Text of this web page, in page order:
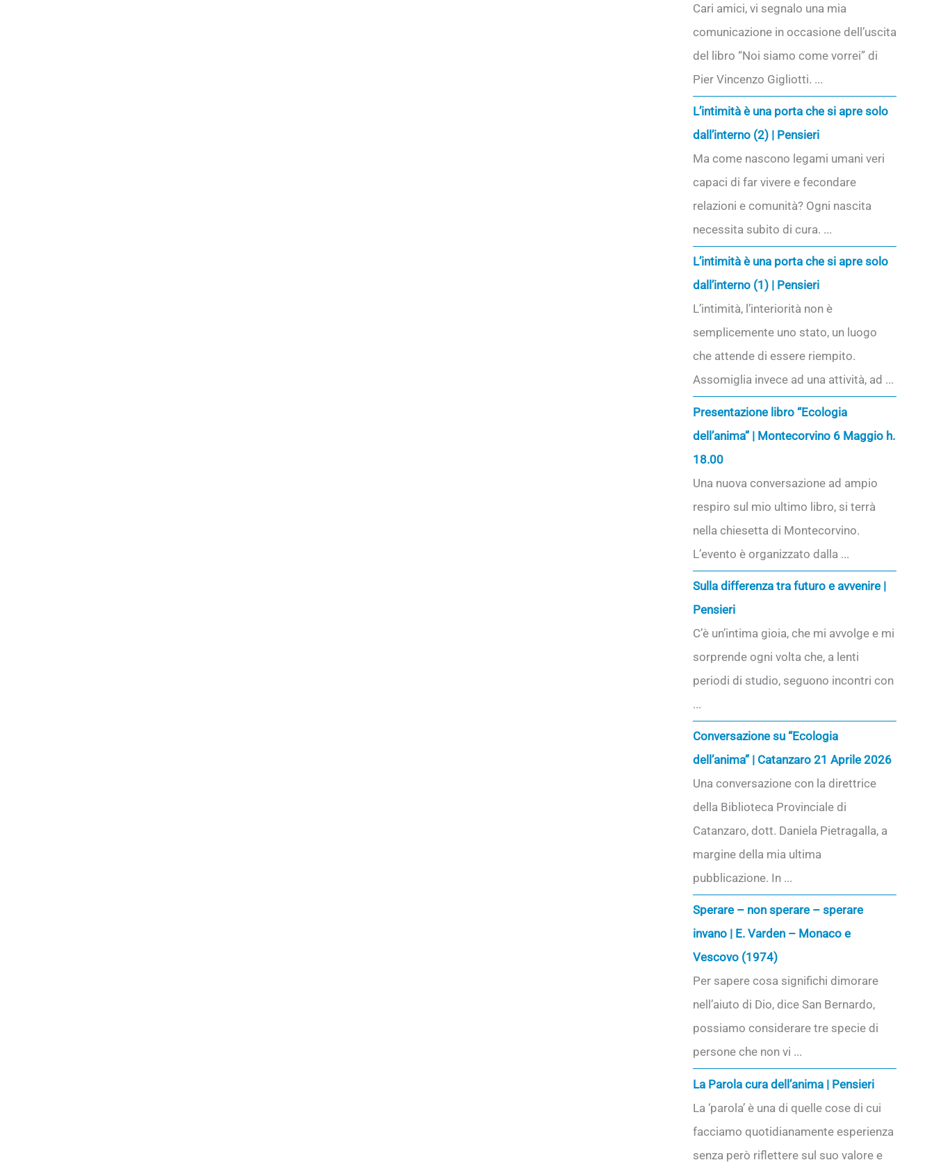
Cari amici, vi segnalo una mia
comunicazione in occasione dell’uscita
del libro “Noi siamo come vorrei” di
Pier Vincenzo Gigliotti. ...
L’intimità è una porta che si apre solo
dall’interno (2) | Pensieri
Ma come nascono legami umani veri
capaci di far vivere e fecondare
relazioni e comunità? Ogni nascita
necessita subito di cura. ...
L’intimità è una porta che si apre solo
dall’interno (1) | Pensieri
L’intimità, l’interiorità non è
semplicemente uno stato, un luogo
che attende di essere riempito.
Assomiglia invece ad una attività, ad ...
Presentazione libro “Ecologia
dell’anima” | Montecorvino 6 Maggio h.
18.00
Una nuova conversazione ad ampio
respiro sul mio ultimo libro, si terrà
nella chiesetta di Montecorvino.
L’evento è organizzato dalla ...
Sulla differenza tra futuro e avvenire |
Pensieri
C’è un’intima gioia, che mi avvolge e mi
sorprende ogni volta che, a lenti
periodi di studio, seguono incontri con
...
Conversazione su “Ecologia
dell’anima” | Catanzaro 21 Aprile 2026
Una conversazione con la direttrice
della Biblioteca Provinciale di
Catanzaro, dott. Daniela Pietragalla, a
margine della mia ultima
pubblicazione. In ...
Sperare – non sperare – sperare
invano | E. Varden – Monaco e
Vescovo (1974)
Per sapere cosa significhi dimorare
nell’aiuto di Dio, dice San Bernardo,
possiamo considerare tre specie di
persone che non vi ...
La Parola cura dell’anima | Pensieri
La ‘parola’ è una di quelle cose di cui
facciamo quotidianamente esperienza
senza però riflettere sul suo valore e